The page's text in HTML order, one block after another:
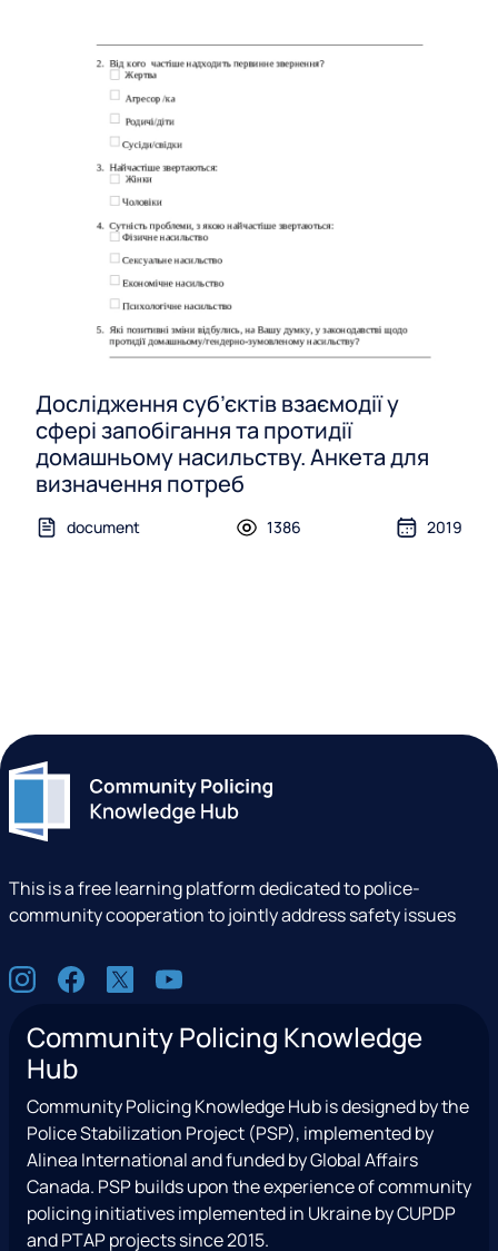
Дослідження суб’єктів взаємодії у
сфері запобігання та протидії
домашньому насильству. Анкета для
визначення потреб
document 1386 2019
This is a free learning platform dedicated to police-
community cooperation to jointly address safety issues
S
oI
s
a
g
a
m
F
c
e
b
o
o
k
X
e
T
w
i
t
t
e
Y
u
u
b
e
Community Policing Knowledge
Hub
Community Policing Knowledge Hub is designed by the
Police Stabilization Project (PSP), implemented by
Alinea International and funded by Global Affairs
Canada. PSP builds upon the experience of community
policing initiatives implemented in Ukraine by CUPDP
and PTAP projects since 2015.